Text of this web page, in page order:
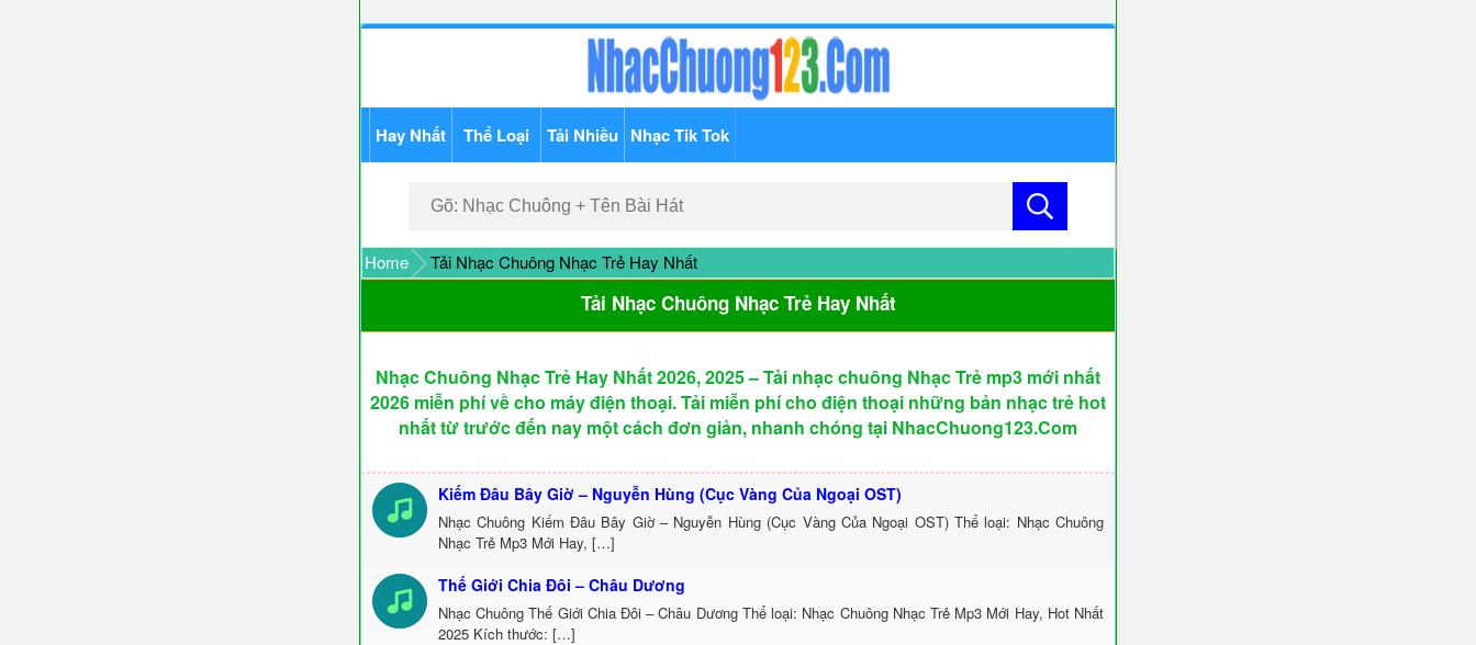
Hay Nhất Thể Loại Tải Nhiều Nhạc Tik Tok
Home Tải Nhạc Chuông Nhạc Trẻ Hay Nhất
Tải Nhạc Chuông Nhạc Trẻ Hay Nhất
Nhạc Chuông Nhạc Trẻ Hay Nhất 2026, 2025 – Tải nhạc chuông Nhạc Trẻ mp3 mới nhất
2026 miễn phí về cho máy điện thoại. Tải miễn phí cho điện thoại những bản nhạc trẻ hot
nhất từ trước đến nay một cách đơn giản, nhanh chóng tại NhacChuong123.Com
Kiếm Đâu Bây Giờ – Nguyễn Hùng (Cục Vàng Của Ngoại OST)
Nhạc Chuông Kiếm Đâu Bây Giờ – Nguyễn Hùng (Cục Vàng Của Ngoại OST) Thể loại: Nhạc Chuông
Nhạc Trẻ Mp3 Mới Hay, […]
Thế Giới Chia Đôi – Châu Dương
Nhạc Chuông Thế Giới Chia Đôi – Châu Dương Thể loại: Nhạc Chuông Nhạc Trẻ Mp3 Mới Hay, Hot Nhất
2025 Kích thước: […]